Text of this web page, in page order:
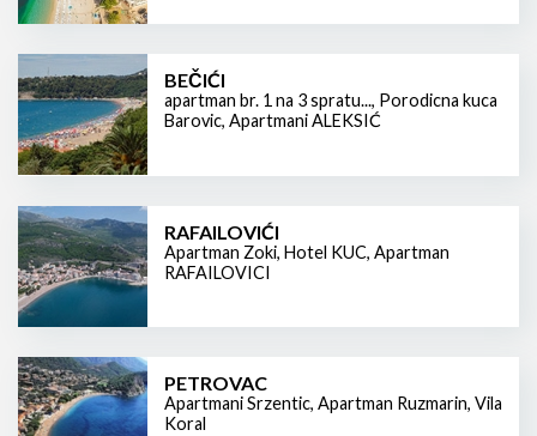
BEČIĆI
apartman br. 1 na 3 spratu..., Porodicna kuca
Barovic, Apartmani ALEKSIĆ
RAFAILOVIĆI
Apartman Zoki, Hotel KUC, Apartman
RAFAILOVICI
PETROVAC
Apartmani Srzentic, Apartman Ruzmarin, Vila
Koral